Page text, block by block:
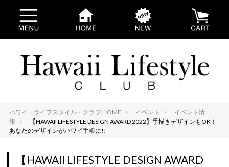
ハワイ・ライフスタイル・クラブ HOME イベント
イベント情
報
【HAWAII LIFESTYLE DESIGN AWARD 2022】手描きデザインもOK！
あなたのデザインがハワイ手帳に!!
【HAWAII LIFESTYLE DESIGN AWARD